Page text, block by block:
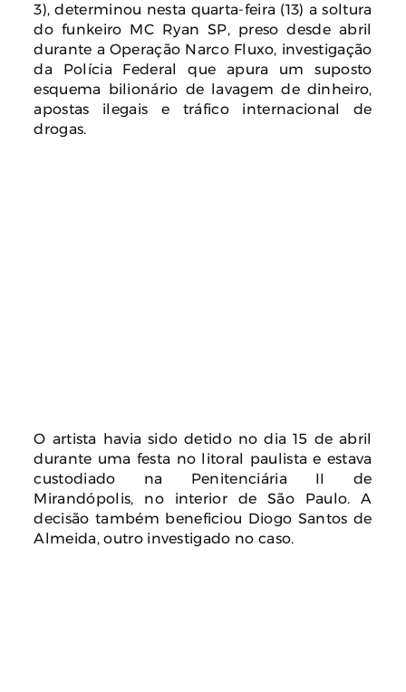
3), determinou nesta quarta-feira (13) a soltura
do funkeiro MC Ryan SP, preso desde abril
durante a Operação Narco Fluxo, investigação
da Polícia Federal que apura um suposto
esquema bilionário de lavagem de dinheiro,
apostas ilegais e tráfico internacional de
drogas.
O artista havia sido detido no dia 15 de abril
durante uma festa no litoral paulista e estava
custodiado na Penitenciária II de
Mirandópolis, no interior de São Paulo. A
decisão também beneficiou Diogo Santos de
Almeida, outro investigado no caso.